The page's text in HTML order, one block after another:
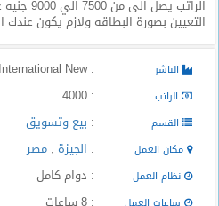
وظائف
مصر
اليوم
وظائف
حكومية
المدونة
الراتب يصل الى من 7500 الي 9000 جنيه علي حسب ساعات العمل
التعيين بصورة البطاقه ولازم يكون
الناشر : International New
الراتب : 4000
القسم : بيع وتسويق
مكان العمل : الجيزة , مصر
نظام العمل : دوام كامل